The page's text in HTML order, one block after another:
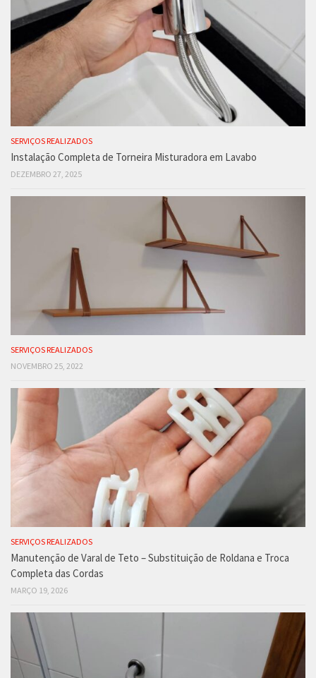
SERVIÇOS REALIZADOS
Instalação Completa de Torneira Misturadora em Lavabo
DEZEMBRO 27, 2025
SERVIÇOS REALIZADOS
NOVEMBRO 25, 2022
SERVIÇOS REALIZADOS
Manutenção de Varal de Teto – Substituição de Roldana e Troca
Completa das Cordas
MARÇO 19, 2026